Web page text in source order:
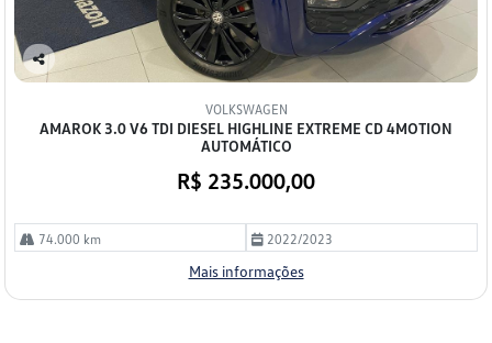
Co
lhe
VOLKSWAGEN
AMAROK 3.0 V6 TDI DIESEL HIGHLINE EXTREME CD 4MOTION
AUTOMÁTICO
R$ 235.000,00
74.000 km 2022/2023
Mais informações